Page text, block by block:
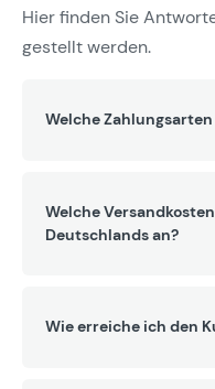
Hier finden Sie
gestellt werden.
Welche
Welche
Deutschlands an?
Wie erreiche ich den